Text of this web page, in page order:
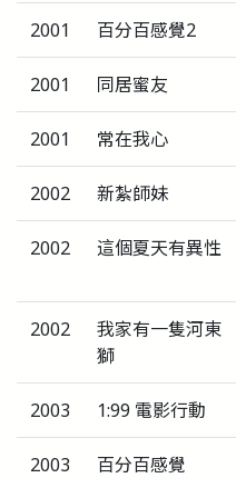
2001 百分百感覺2
2001 同居蜜友
2001 常在我心
2002 新紮師妹
2002 這個夏天有異性
2002
我家有一隻河東
獅
2003 1:99 電影行動
2003
百分百感覺